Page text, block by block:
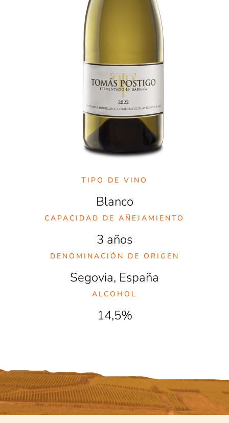
TIPO DE VINO
Blanco
CAPACIDAD DE AÑEJAMIENTO
3 años
DENOMINACIÓN DE ORIGEN
Segovia, España
ALCOHOL
14,5%